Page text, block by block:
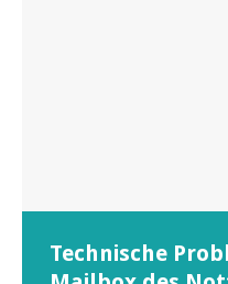
Technische
Beginn der
22.08.2026
Wunschzettel
Regelmäßig bekommen